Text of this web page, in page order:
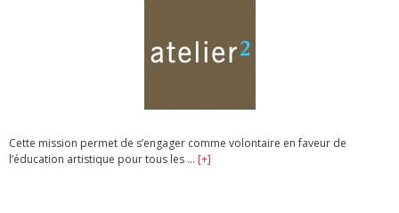
Cette mission permet de s’engager comme volontaire en faveur de
l’éducation artistique pour tous les … [+]